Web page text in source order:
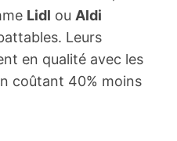
Lidl ou Aldi
Leurs
en qualité avec les
coûtant 40% moins